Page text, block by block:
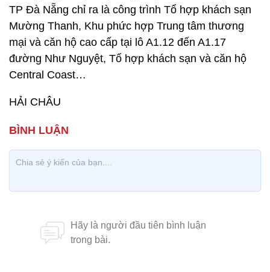
TP Đà Nẵng chỉ ra là công trình Tổ hợp khách sạn
Mường Thanh, Khu phức hợp Trung tâm thương
mại và căn hộ cao cấp tại lô A1.12 đến A1.17
đường Như Nguyệt, Tổ hợp khách sạn và căn hộ
Central Coast…
HẢI CHÂU